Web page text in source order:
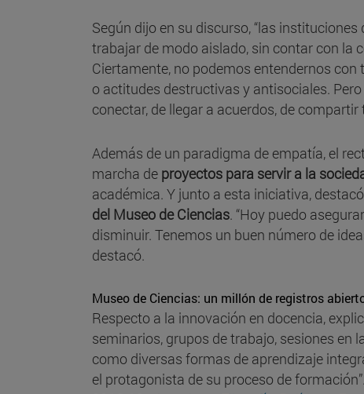
Según dijo en su discurso, “las
trabajar de modo aislado, sin contar con la
Ciertamente, no podemos entendernos
o actitudes destructivas y antisociales.
conectar, de llegar a acuerdos, de
Además de un paradigma de empatía, el
marcha de proyectos para servir a la
académica. Y junto a esta iniciativa,
del Museo de Ciencias. “Hoy puedo
disminuir. Tenemos un buen número de
destacó.
Museo de Ciencias: un millón de registros
Respecto a la innovación en docencia,
seminarios, grupos de trabajo, sesiones
como diversas formas de aprendizaje
el protagonista de su proceso de